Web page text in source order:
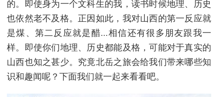
的。即使身为一个文科生的我，读书时候地理、历史
也依然老不及格。正因如此，我对山西的第一反应就
是煤、第二反应就是醋...相信还有很多朋友跟我一
样。即使你们地理、历史都能及格，可能对于真实的
山西也知之甚少。究竟北岳之旅会给我们带来哪些知
识和趣闻呢？下面我们就一起来看看吧。